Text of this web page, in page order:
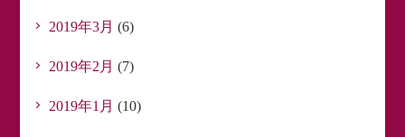
2019年3月 (6)
2019年2月 (7)
2019年1月 (10)